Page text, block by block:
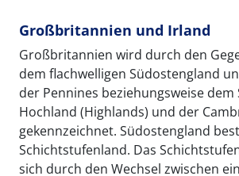
Großbritannien und Irland
Großbritannien wird durch den
dem flachwelligen Südostengland
der Pennines beziehungsweise dem
Hochland (Highlands) und der
gekennzeichnet. Südostengland
Schichtstufenland. Das
sich durch den Wechsel zwischen